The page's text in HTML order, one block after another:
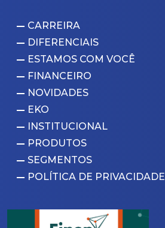
CARREIRA
DIFERENCIAIS
ESTAMOS COM VOCÊ
FINANCEIRO
NOVIDADES
EKO
INSTITUCIONAL
PRODUTOS
SEGMENTOS
POLÍTICA DE PRIVACIDADE